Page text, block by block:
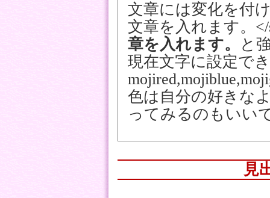
文章には変化を付
文章を入れます。
章を入れます。
と
現在文字に設定で
色は自分の好きな
ってみるのもいい
見